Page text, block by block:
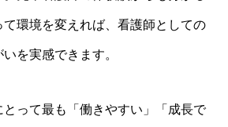
て環境を変えれば、看護師としての
を実感できます。
って最も「働きやすい」「成長で